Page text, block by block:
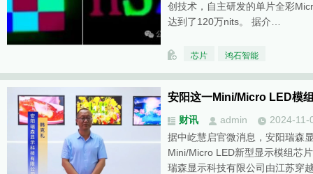
创技术，自主研发的单片全彩
达到了120万nits。 据介…
芯片 鸿石智能
安阳这一Mini/Micro LED模
财讯 admin
2024-11-
据中屹慧启官微消息，安阳瑞森
Mini/Micro LED新型显示模组芯
瑞森显示科技有限公司由江苏穿